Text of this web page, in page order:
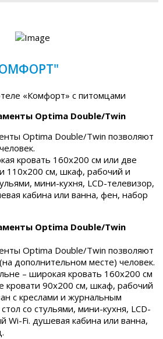
«Комфорт» с питомцами
Optima Double/Twin
Optima Double/Twin позволяют
кровать 160х200 см или две
110х200 см, шкаф, рабочий и
мини-кухня, LCD-телевизор,
кабина или ванна, фен, набор
Optima Double/Twin
Optima Double/Twin позволяют
дополнительном месте) человек.
– широкая кровать 160х200 см
кровати 90х200 см, шкаф, рабочий
с креслами и журнальным
со стульями, мини-кухня, LCD-
Wi-Fi. душевая кабина или ванна,